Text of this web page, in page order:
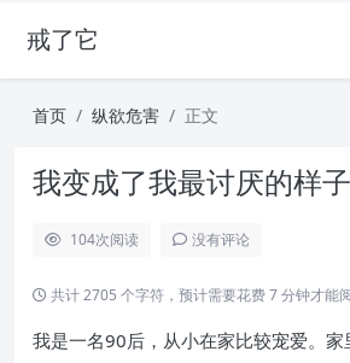
戒了它
首页 纵欲危害 正文
我变成了我最讨厌的样
104次阅读 没有评论
共计 2705 个字符，预计需要花费 7 分钟才能阅
我是一名90后，从小在家比较宠爱。